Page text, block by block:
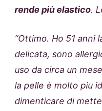
rende più elastico.
“Ottimo. Ho 51 anni
delicata, sono
uso da circa un
la pelle è molto piu
dimenticare di